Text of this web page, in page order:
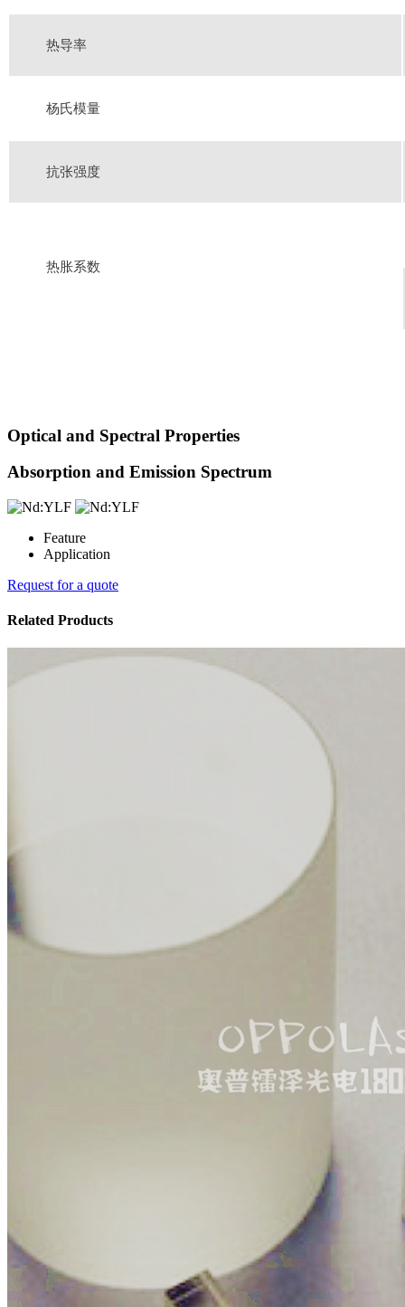
热导率
杨氏模量
抗张强度
热胀系数
Optical and Spectral Properties
Absorption and Emission Spectrum
Feature
Application
Request for a quote
Related Products​